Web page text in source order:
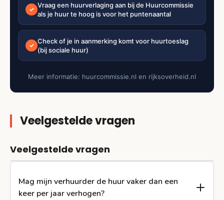
✓
Vraag een huurverlaging aan bij de Huurcommissie
als je huur te hoog is voor het puntenaantal
✓
Check of je in aanmerking komt voor huurtoeslag
(bij sociale huur)
Meer informatie: huurcommissie.nl en rijksoverheid.nl
Veelgestelde vragen
Veelgestelde vragen
Mag mijn verhuurder de huur vaker dan een
keer per jaar verhogen?